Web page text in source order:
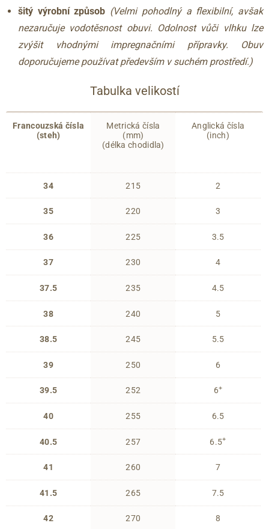
šitý výrobní způsob (Velmi pohodlný a flexibilní, avšak
nezaručuje vodotěsnost obuvi. Odolnost vůči vlhku lze
zvýšit vhodnými impregnačními přípravky. Obuv
doporučujeme používat především v suchém prostředí.)
Tabulka velikostí
Francouzská čísla
(steh)
34
35
36
37
37.5
38
38.5
39
39.5
40
40.5
41
41.5
42
Metrická čísla
(mm)
(délka chodidla)
215
220
225
230
235
240
245
250
252
255
257
260
265
270
Anglická čísla
(inch)
2
3
3.5
4
4.5
5
5.5
6
6+
6.5
6.5+
7
7.5
8